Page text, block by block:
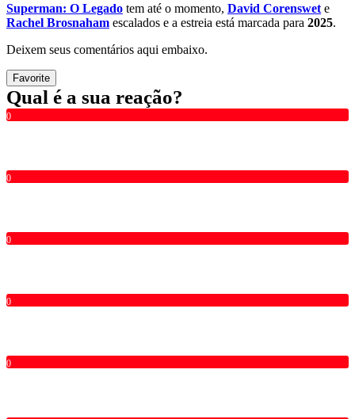
Superman: O Legado tem até o momento, David Corenswet e
Rachel Brosnaham escalados e a estreia está marcada para 2025.
Deixem seus comentários aqui embaixo.
Favorite
Qual é a sua reação?
0
0
0
0
0